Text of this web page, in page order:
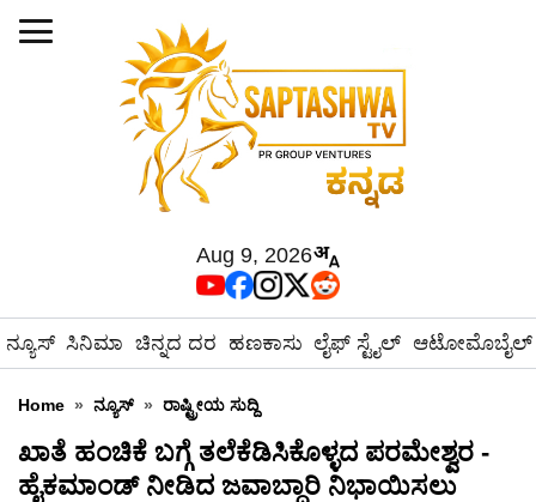
Aug 9, 2026
ನ್ಯೂಸ್ ಸಿನಿಮಾ ಚಿನ್ನದ ದರ ಹಣಕಾಸು ಲೈಫ್ ಸ್ಟೈಲ್ ಆಟೋಮೊಬೈಲ್
Home » ನ್ಯೂಸ್ » ರಾಷ್ಟ್ರೀಯ ಸುದ್ದಿ
ಖಾತೆ ಹಂಚಿಕೆ ಬಗ್ಗೆ ತಲೆಕೆಡಿಸಿಕೊಳ್ಳದ ಪರಮೇಶ್ವರ -
ಹೈಕಮಾಂಡ್ ನೀಡಿದ ಜವಾಬ್ದಾರಿ ನಿಭಾಯಿಸಲು